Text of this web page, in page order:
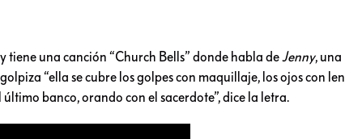
una canción “Church Bells” donde habla deJenny,
“ella se cubre los golpes con maquillaje, los ojos con
banco, orando con el sacerdote”, dice la letra.